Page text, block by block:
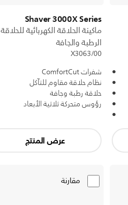
Shaver 3000X Series
ماكينة الحلاقة الكهربائية للحلاقة
الرطبة والجافة
X3063/00
شفرات ComfortCut
نظام حلاقة مقاوم للتآكل
حلاقة رطبة وجافة
رؤوس متحركة ثلاثية الأبعاد
عرض المنتج
مقارنة